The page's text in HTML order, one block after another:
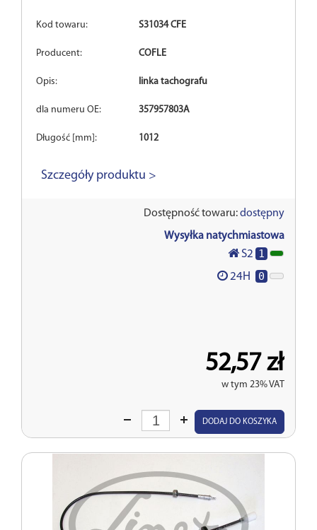
Kod towaru: S31034 CFE
Producent: COFLE
Opis: linka tachografu
dla numeru OE: 357957803A
Długość [mm]: 1012
Szczegóły produktu >
Dostępność towaru:dostępny
Wysyłka natychmiastowa
S2 1
24H 0
52,57 zł
w tym 23% VAT
Wprowadź
DODAJ DO KOSZYKA